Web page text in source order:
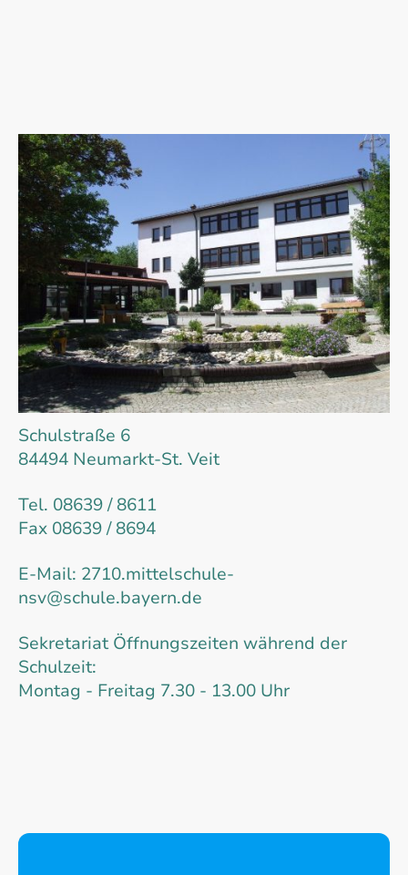
Schulstraße 6
84494 Neumarkt-St. Veit
Tel. 08639 / 8611
Fax 08639 / 8694
E-Mail: 2710.mittelschule-
nsv@schule.bayern.de
Sekretariat Öffnungszeiten während der
Schulzeit:
Montag - Freitag 7.30 - 13.00 Uhr